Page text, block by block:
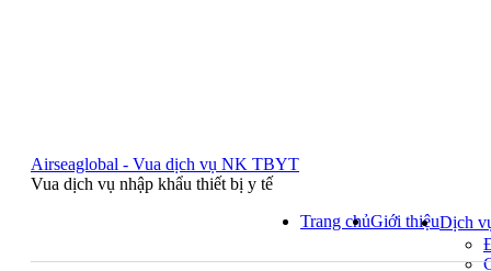
Airseaglobal - Vua dịch vụ NK TBYT
Vua dịch vụ nhập khẩu thiết bị y tế
Trang chủGiới thiệuDịch